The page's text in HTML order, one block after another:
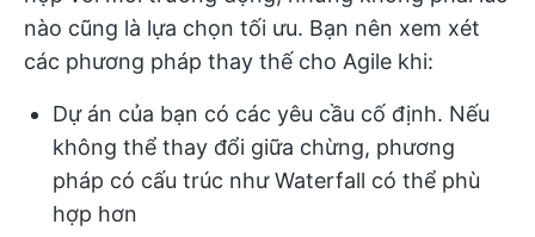
nào cũng là lựa chọn tối ưu. Bạn nên xem xét
các phương pháp thay thế cho Agile khi:
Dự án của bạn có các yêu cầu cố định. Nếu
không thể thay đổi giữa chừng, phương
pháp có cấu trúc như Waterfall có thể phù
hợp hơn